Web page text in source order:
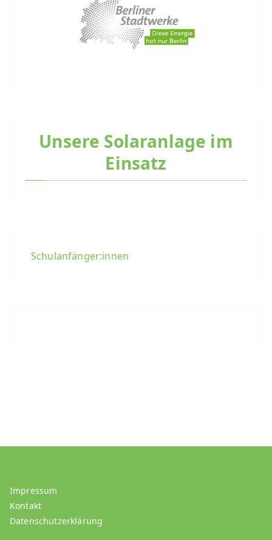
Unsere Solaranlage im
Einsatz
Schulanfänger:innen
Impressum
Kontakt
Datenschutzerklärung